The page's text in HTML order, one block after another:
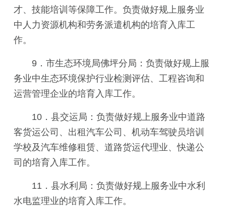
才、技能培训等保障工作。负责做好规上服务业
中人力资源机构和劳务派遣机构的培育入库工
作。
9．市生态环境局佛坪分局：负责做好规上服
务业中生态环境保护行业检测评估、工程咨询和
运营管理企业的培育入库工作。
10．县交运局：负责做好规上服务业中道路
客货运公司、出租汽车公司、机动车驾驶员培训
学校及汽车维修租赁、道路货运代理业、快递公
司的培育入库工作。
11．县水利局：负责做好规上服务业中水利
水电监理业的培育入库工作。